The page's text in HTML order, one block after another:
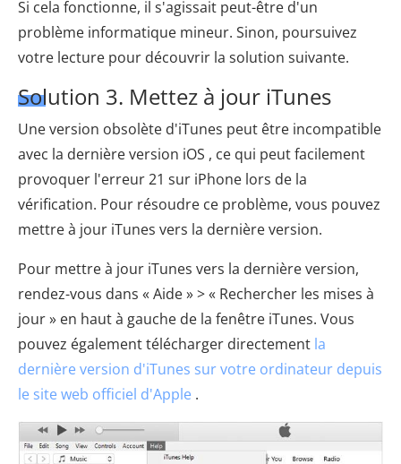
Si cela fonctionne, il s'agissait peut-être d'un
problème informatique mineur. Sinon, poursuivez
votre lecture pour découvrir la solution suivante.
Solution 3. Mettez à jour iTunes
Une version obsolète d'iTunes peut être incompatible
avec la dernière version iOS , ce qui peut facilement
provoquer l'erreur 21 sur iPhone lors de la
vérification. Pour résoudre ce problème, vous pouvez
mettre à jour iTunes vers la dernière version.
Pour mettre à jour iTunes vers la dernière version,
rendez-vous dans « Aide » > « Rechercher les mises à
jour » en haut à gauche de la fenêtre iTunes. Vous
pouvez également télécharger directement la
dernière version d'iTunes sur votre ordinateur depuis
le site web officiel d'Apple .